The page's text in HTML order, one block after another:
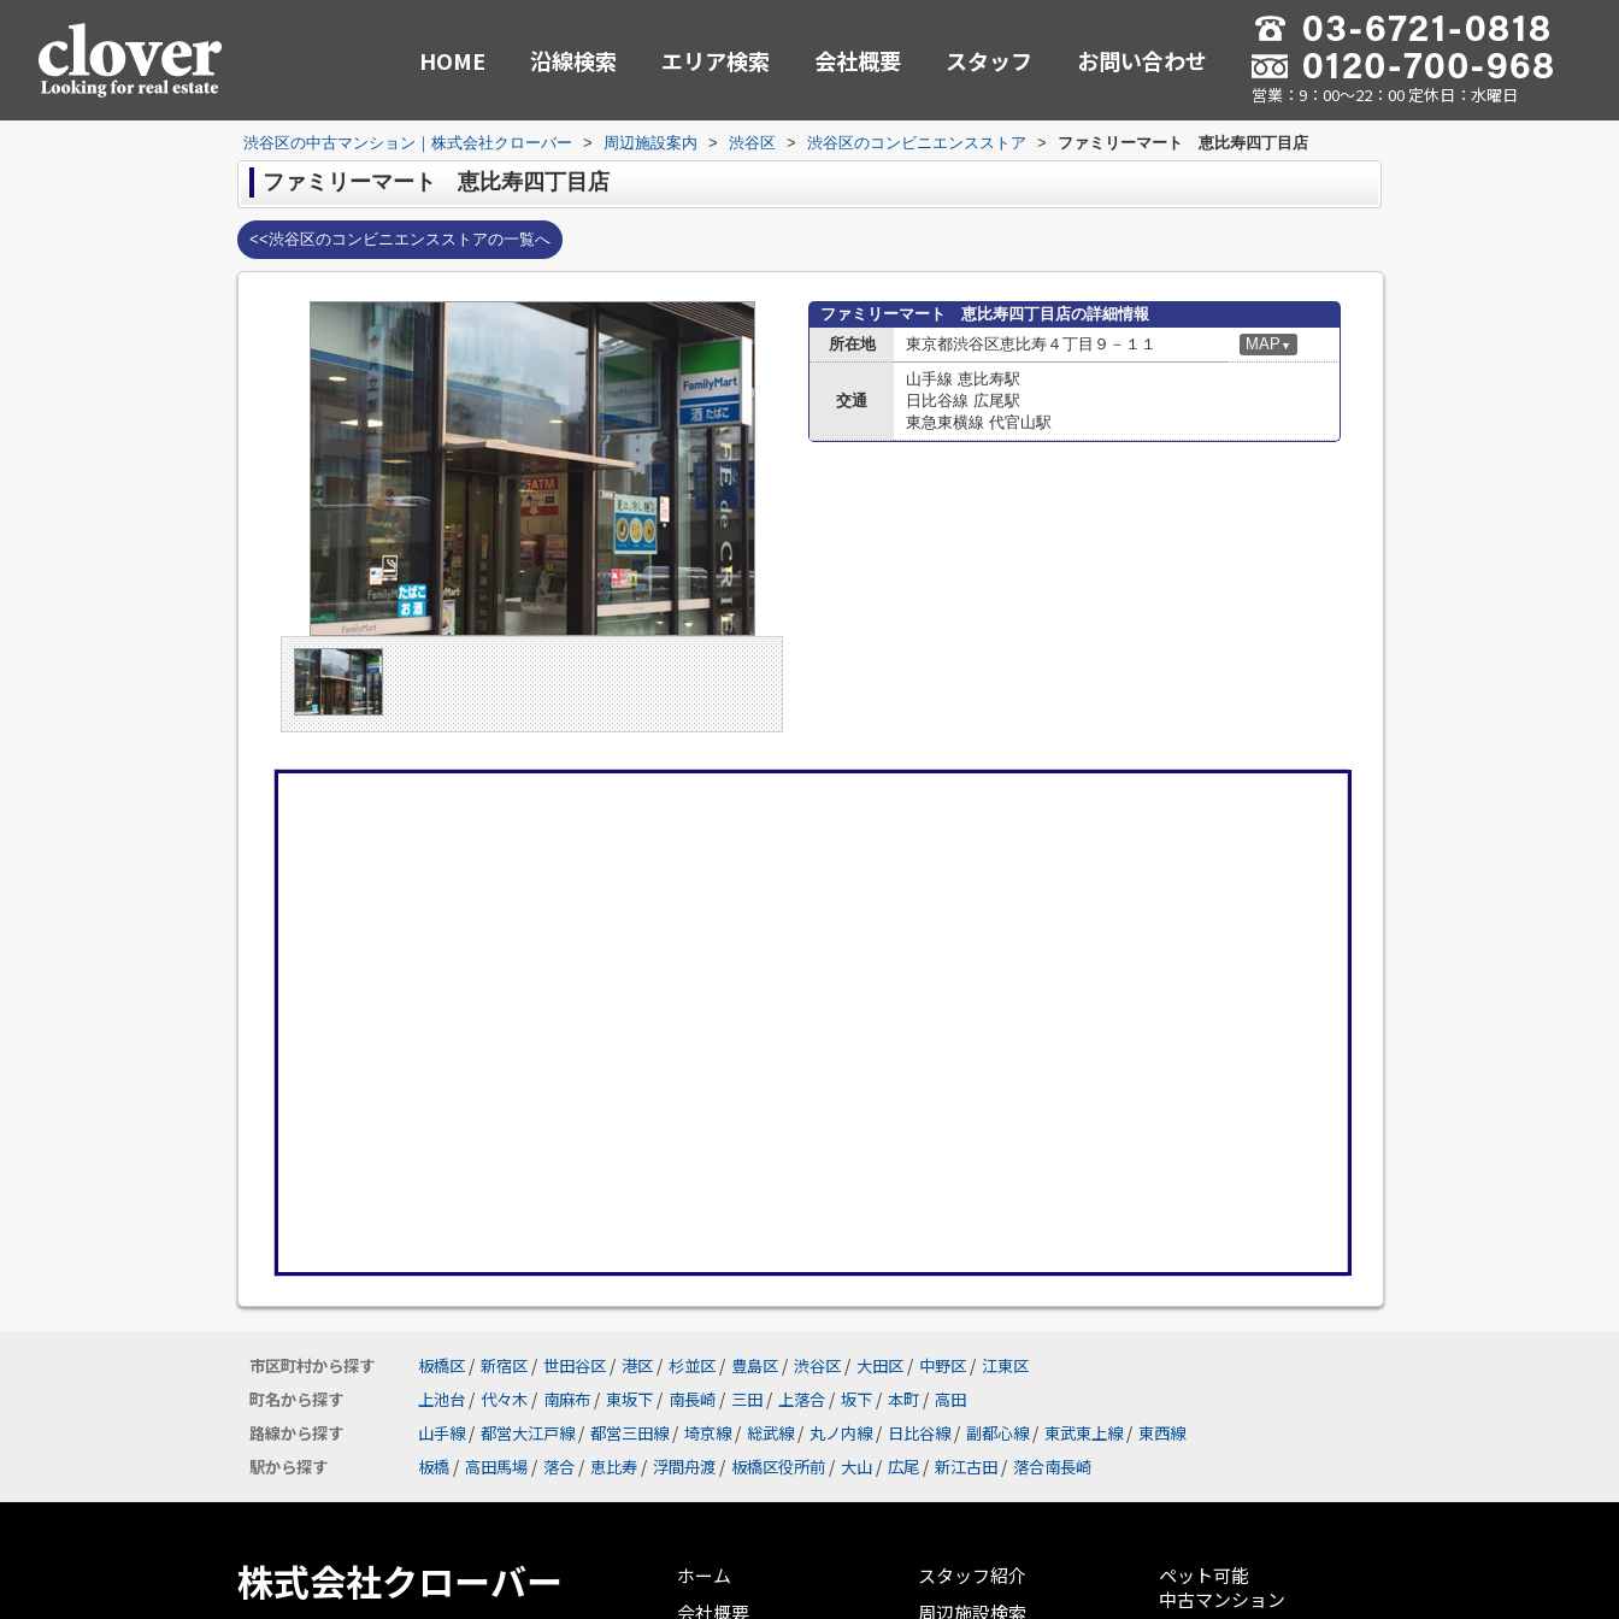
HOME 沿線検索 エリア検索 会社概要 スタッフ お問い合わせ
営業：9：00～22：00 定休日：水曜日
渋谷区の中古マンション｜株式会社クローバー > 周辺施設案内 > 渋谷区 > 渋谷区のコンビニエンスストア > ファミリーマート 恵比寿四丁目店
ファミリーマート 恵比寿四丁目店
<<渋谷区のコンビニエンスストアの一覧へ
ファミリーマート 恵比寿四丁目店の詳細情報
所在地
東京都渋谷区恵比寿４丁目９－１１ MAP ▼
交通
山手線 恵比寿駅
日比谷線 広尾駅
東急東横線 代官山駅
市区町村から探す 板橋区 / 新宿区 / 世田谷区 / 港区 / 杉並区 / 豊島区 / 渋谷区 / 大田区 / 中野区 / 江東区
町名から探す
上池台 / 代々木 / 南麻布 / 東坂下 / 南長崎 / 三田 / 上落合 / 坂下 / 本町 / 高田
路線から探す
山手線 / 都営大江戸線 / 都営三田線 / 埼京線 / 総武線 / 丸ノ内線 / 日比谷線 / 副都心線 / 東武東上線 / 東西線
駅から探す
板橋 / 高田馬場 / 落合 / 恵比寿 / 浮間舟渡 / 板橋区役所前 / 大山 / 広尾 / 新江古田 / 落合南長崎
株式会社クローバー
ホーム
会社概要
スタッフ紹介
周辺施設検索
ペット可能
中古マンション